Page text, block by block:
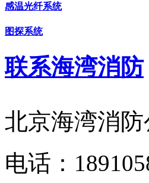
感温光纤系统
图探系统
联系海湾消防
北京海湾消防
电话：